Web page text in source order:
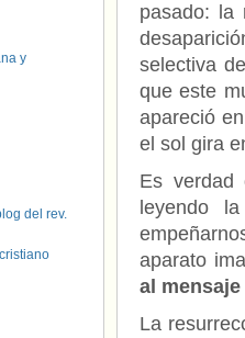
pasado: la
selectiva
que este
apareció
el sol gira
Es verdad
leyendo
aparato
al
La
y
del rev.